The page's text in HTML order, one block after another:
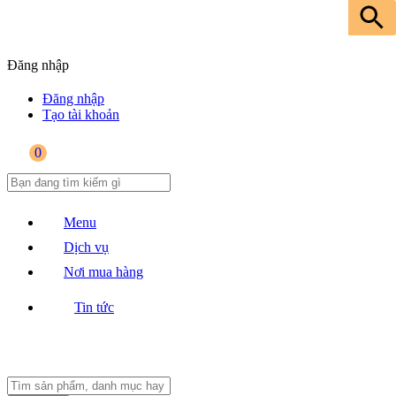
Đăng nhập
Đăng nhập
Tạo tài khoản
0
Menu
Dịch vụ
Nơi mua hàng
Tin tức